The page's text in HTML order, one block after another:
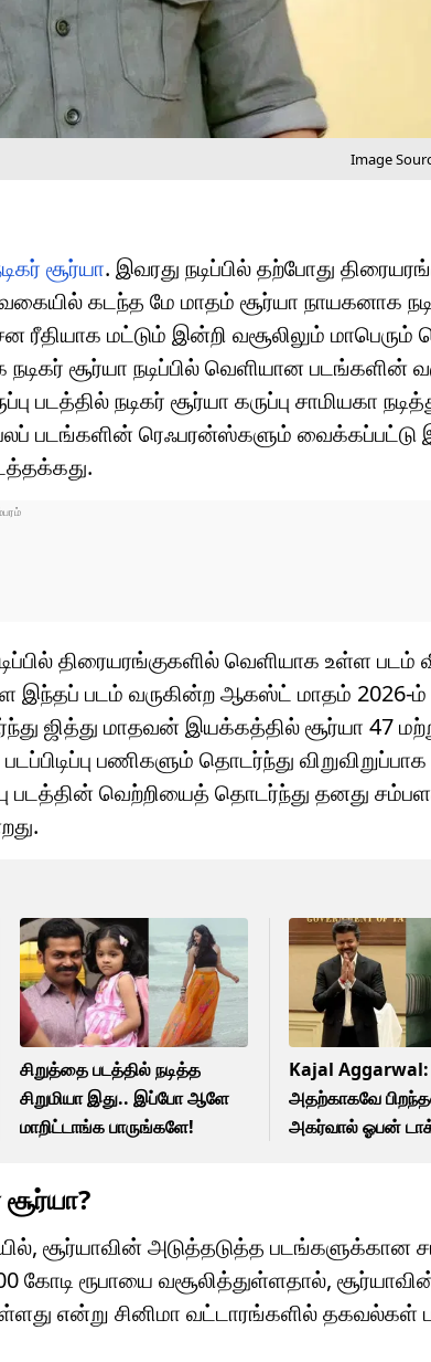
Image
சூர்யா. இவரது நடிப்பில் தற்போது
கடந்த மே மாதம் சூர்யா நாயகனாக
ரீதியாக மட்டும் இன்றி வசூலிலும் மாபெரும்
சூர்யா நடிப்பில் வெளியான படங்களின்
நடிகர் சூர்யா கருப்பு சாமியகா
படங்களின் ரெஃபரன்ஸ்களும் வைக்கப்பட்டு
திரையரங்குகளில் வெளியாக உள்ள படம்
இந்தப் படம் வருகின்ற ஆகஸ்ட் மாதம்
ஜித்து மாதவன் இயக்கத்தில் சூர்யா 47
பணிகளும் தொடர்ந்து விறுவிறுப்பாக
படத்தின் வெற்றியைத் தொடர்ந்து தனது
சிறுத்தை படத்தில் நடித்த
சிறுமியா இது.. இப்போ ஆளே
மாறிட்டாங்க பாருங்களே!
Kajal Aggarwal:
அதற்காகவே
அகர்வால் ஓபன்
சூர்யாவின் அடுத்தடுத்த படங்களுக்கான
கோடி ரூபாயை வசூலித்துள்ளதால்,
என்று சினிமா வட்டாரங்களில் தகவல்கள்